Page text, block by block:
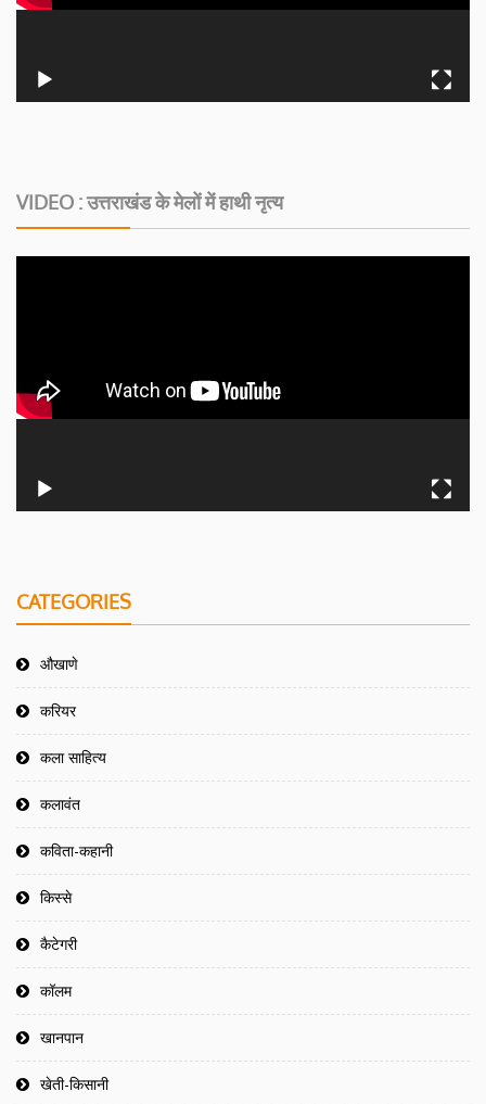
VIDEO : उत्तराखंड के मेलों में हाथी नृत्य
CATEGORIES
औखाणे
करियर
कला साहित्य
कलावंत
कविता-कहानी
किस्से
कैटेगरी
कॉलम
खानपान
खेती-किसानी